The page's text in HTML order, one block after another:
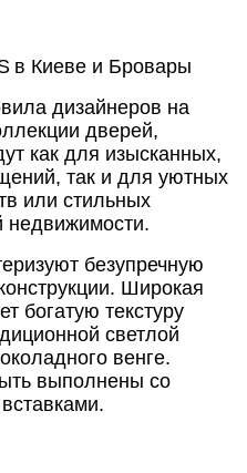
в Киеве и Бровары
дизайнеров на
дверей,
как для изысканных,
так и для уютных
или стильных
недвижимости.
безупречную
Широкая
богатую текстуру
светлой
венге.
выполнены со